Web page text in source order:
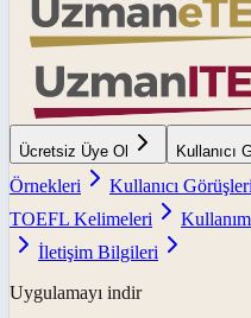
Ücretsiz Üye Ol Kullanıcı
Örnekleri
Kullanıcı Görüşleri
TOEFL Kelimeleri
İletişim Bilgileri
Uygulamayı indir